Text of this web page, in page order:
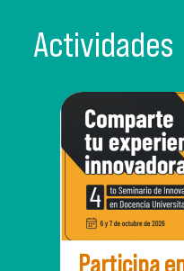
Actividades
Participa